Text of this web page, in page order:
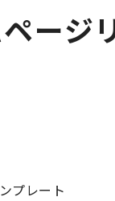
ージ
プレート